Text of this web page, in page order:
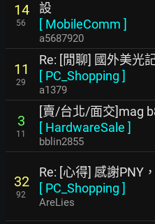
14
56
設
[ MobileComm ]
a5687920
11
29
Re: [閒聊] 國外美光
[ PC_Shopping ]
a1379
3
11
[賣/台北/面交]mag
[ HardwareSale ]
bblin2855
32
92
Re: [心得] 感謝PNY
[ PC_Shopping ]
AreLies